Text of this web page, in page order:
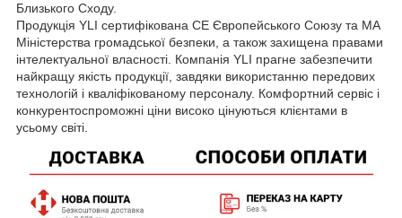
Близького Сходу.
Продукція YLI сертифікована СЕ Європейського Союзу та МА
Міністерства громадської безпеки, а також захищена правами
інтелектуальної власності. Компанія YLI прагне забезпечити
найкращу якість продукції, завдяки використанню передових
технологій і кваліфікованому персоналу. Комфортний сервіс і
конкурентоспроможні ціни високо цінуються клієнтами в
усьому світі.